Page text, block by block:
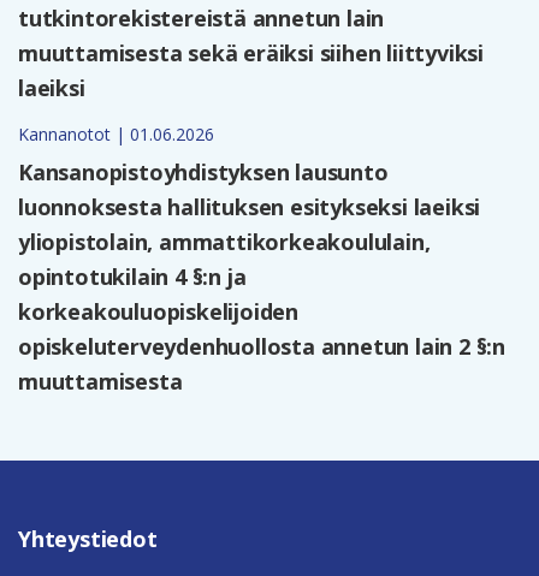
tutkintorekistereistä annetun lain
muuttamisesta sekä eräiksi siihen liittyviksi
laeiksi
Kannanotot | 01.06.2026
Kansanopistoyhdistyksen lausunto
luonnoksesta hallituksen esitykseksi laeiksi
yliopistolain, ammattikorkeakoululain,
opintotukilain 4 §:n ja
korkeakouluopiskelijoiden
opiskeluterveydenhuollosta annetun lain 2 §:n
muuttamisesta
Yhteystiedot